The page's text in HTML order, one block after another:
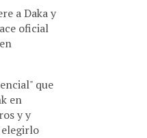
a Daka y
oficial
que
en
y y